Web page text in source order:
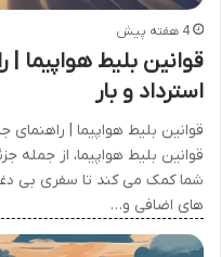
4 هفته پیش
قوانین بلیط هواپیما
استرداد و بار
قوانین بلیط هواپیما | راهنمای
قوانین بلیط هواپیما، از جمله
شما کمک می کند تا سفری بی
های اضافی و…